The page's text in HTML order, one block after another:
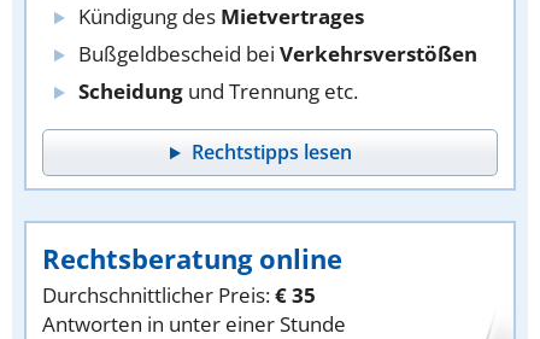
Kündigung des Mietvertrages
Bußgeldbescheid bei Verkehrsverstößen
Scheidung und Trennung etc.
Rechtstipps lesen
Rechtsberatung online
Durchschnittlicher Preis:€ 35
Antworten in unter einer Stunde